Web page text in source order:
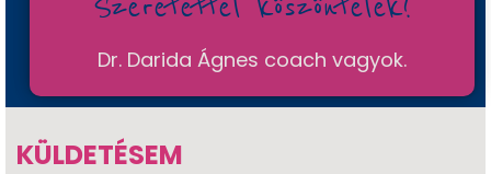
Dr. Darida Ágnes coach vagyok.
KÜLDETÉSEM
m